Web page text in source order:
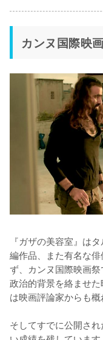
カンヌ国際映
『ガザの美容室』は
編作品、また有名な
ず、カンヌ国際映画
政治的背景を絡ませ
は映画評論家からも概
そしてすでに公開さ